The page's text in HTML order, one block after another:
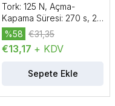
Tork: 125 N, Açma-
Kapama Süresi: 270 s, 2-
Position, Stroke: 6.5mm,
IP54, Kablo Uzunluğu: 1m
€13,17 + KDV
%58 €31,35
Sepete Ekle